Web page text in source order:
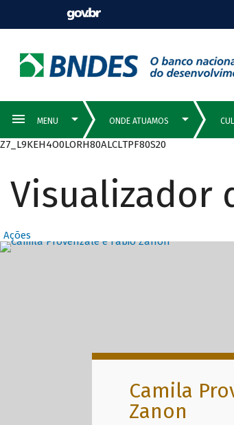
Z7_L9KEH4O0LORH80ALCLTPF80S20
Visualizador
Ações
Destaques
Camila
Zanon